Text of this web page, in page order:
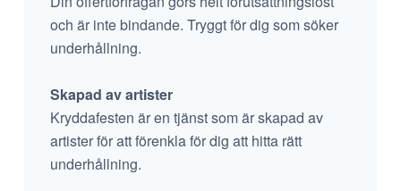
och är inte bindande. Tryggt för dig som söker
underhållning.
Skapad av artister
Kryddafesten är en tjänst som är skapad av
artister för att förenkla för dig att hitta rätt
underhållning.